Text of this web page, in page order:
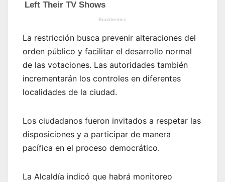
La restricción busca prevenir alteraciones del
orden público y facilitar el desarrollo normal
de las votaciones. Las autoridades también
incrementarán los controles en diferentes
localidades de la ciudad.
Los ciudadanos fueron invitados a respetar las
disposiciones y a participar de manera
pacífica en el proceso democrático.
La Alcaldía indicó que habrá monitoreo